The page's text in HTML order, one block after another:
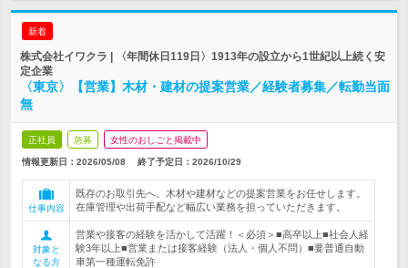
新着
株式会社イワクラ | 〈年間休日119日〉1913年の設立から1世紀以上続く安
定企業
〈東京〉【営業】木材・建材の提案営業／経験者募集／転勤当面
無
正社員 急募 女性のおしごと掲載中
情報更新日：2026/05/08 終了予定日： 2026/10/29
仕事内容
既存のお取引先へ、木材や建材などの提案営業をお任せします。
在庫管理や出荷手配など幅広い業務を担っていただきます。
対象と
なる方
営業や接客の経験を活かして活躍！＜必須＞■高卒以上■社会人経
験3年以上■営業または接客経験（法人・個人不問）■要普通自動
車第一種運転免許